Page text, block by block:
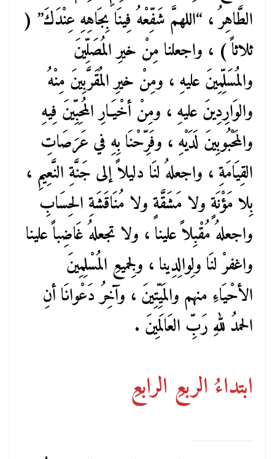
الطَّاهِرُ ، “اللهمَّ شَفِّعْهُ فِينَا بِجَاهِهِ عِنْدَكَ” (
ثلاثاً ) ، واجعلنا مِنْ خيرِ المُصَلِّينَ
والمُسَلِّمِينَ عليهِ ، ومِنْ خيرِ المُقَرَّبِينَ مِنْهُ
والوَارِدِينَ عليهِ ، ومِنْ أخْيَـارِ المُحِبِّينَ فِيهِ
والمَحْبُوبِينَ لَدَيْهِ ، وفَرِّحْنَا بِهِ في عَرَصَاتِ
القِيَامَةِ ، واجعلهُ لنَا دليلاً إلى جَنَّةِ النَّعِيمِ ،
بِلا مَؤْنَةٍ ولا مَشَقَّةٍ ولا مُنَاقَشَةِ الحِسَابِ
واجعلهُ مُقْبِلاً علينا ، ولا تجعلهُ غَاضِباً علينا
واغفرْ لنَا ولِوالِدِينا ، ولِجميعِ المُسْلِمِينَ
الأحْيَاءِ منهم والمَيِّتِينَ ، وآخِرُ دَعْوانَا أنِ
الحمدُ للهِ رَبِّ العَالَمِينَ .
ابتداءُ الربعِ الرابعِ